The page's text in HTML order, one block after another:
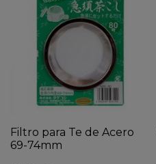
Filtro para Te de Acero
69-74mm